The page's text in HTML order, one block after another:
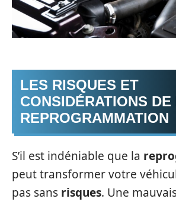
LES RISQUES ET
CONSIDÉRATIONS
REPROGRAMMATION
S’il est indéniable que la
peut transformer votre
pas sans risques. Une